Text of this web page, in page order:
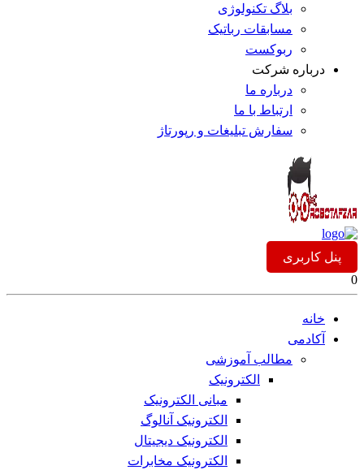
بلاگ تکنولوژی
مسابقات رباتیک
ربوکست
درباره شرکت
درباره ما
ارتباط با ما
سفارش تبلیغات و رپورتاژ
پنل کاربری
0
خانه
آکادمی
مطالب آموزشی
الکترونیک
مبانی الکترونیک
الکترونیک آنالوگ
الکترونیک دیجیتال
الکترونیک مخابرات